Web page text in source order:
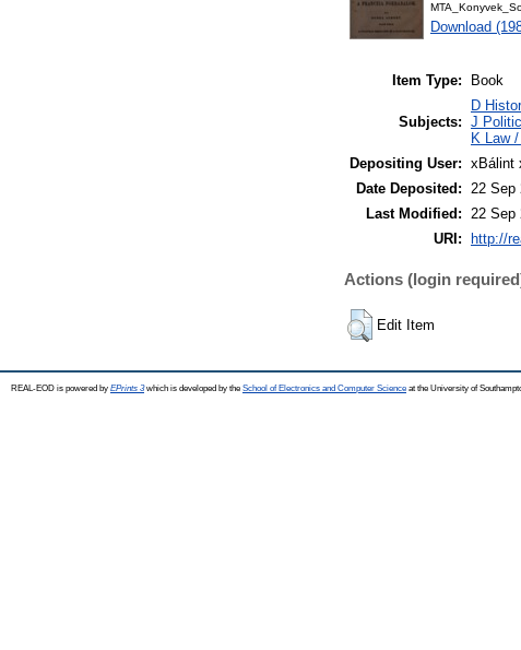
Download
Item Type: Book
Subjects:
D
J
K Law
Depositing User: xBálint
Date Deposited: 22 Sep
Last Modified: 22 Sep
URI:
http://
Actions (login
Edit Item
REAL-EOD is powered by EPrints 3which is developed by the School of Electronics and Computer Science at the University of